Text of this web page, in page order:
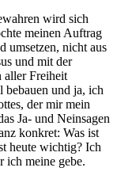
wird sich
meinen Auftrag
umsetzen, nicht aus
und mit der
aller Freiheit
und ja, ich
der mir mein
Ja- und Neinsagen
konkret: Was ist
heute wichtig? Ich
ich meine gebe.